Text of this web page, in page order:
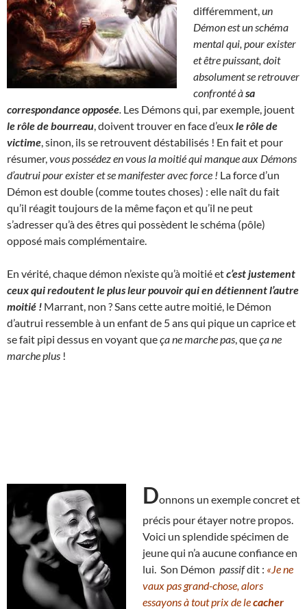
différemment, un
Démon est un schéma
mental qui, pour exister
et être puissant, doit
absolument se retrouver
confronté àsa
correspondance opposée Les Démons qui, par exemple, jouent
le rôle de bourreau , doivent trouver en face d’euxle rôle de
victime , sinon, ils se retrouvent déstabilisés ! En fait et pour
résumer, vous possédez en vous la moitié qui manque aux Démons
d’autrui pour exister et se manifester avec force ! La force d’un
Démon est double (comme toutes choses) : elle naît du fait
qu’il réagit toujours de la même façon et qu’il ne peut
s’adresser qu’à des êtres qui possèdent le schéma (pôle)
opposé mais complémentaire.
En vérité, chaque démon n’existe qu’à moitié etc’est justement
ceux qui redoutent le plus leur pouvoir qui en détiennent l’autre
moitié ! Marrant, non ? Sans cette autre moitié, le Démon
d’autrui ressemble à un enfant de 5 ans qui pique un caprice et
se fait pipi dessus en voyant queça ne marche pas , queça ne
marche plus !
Donnons un exemple concret et
précis pour étayer notre propos.
Voici un splendide spécimen de
jeune qui n’a aucune confiance en
lui. Son Démon passifdit : «Je ne
vaux pas grand-chose, alors
essayons à tout prix de lecacher